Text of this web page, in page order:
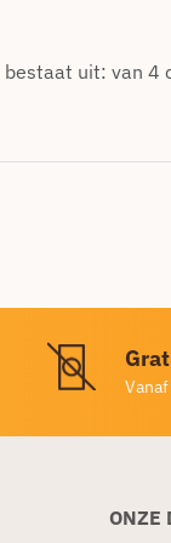
bestaat uit: van 4
ONZE